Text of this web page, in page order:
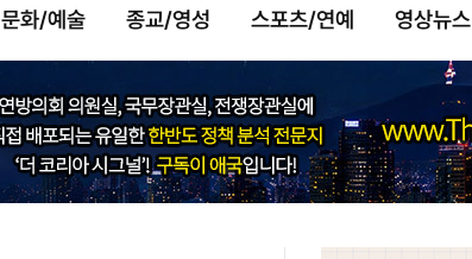
문화/예술 종교/영성 스포츠/연예 영상뉴스